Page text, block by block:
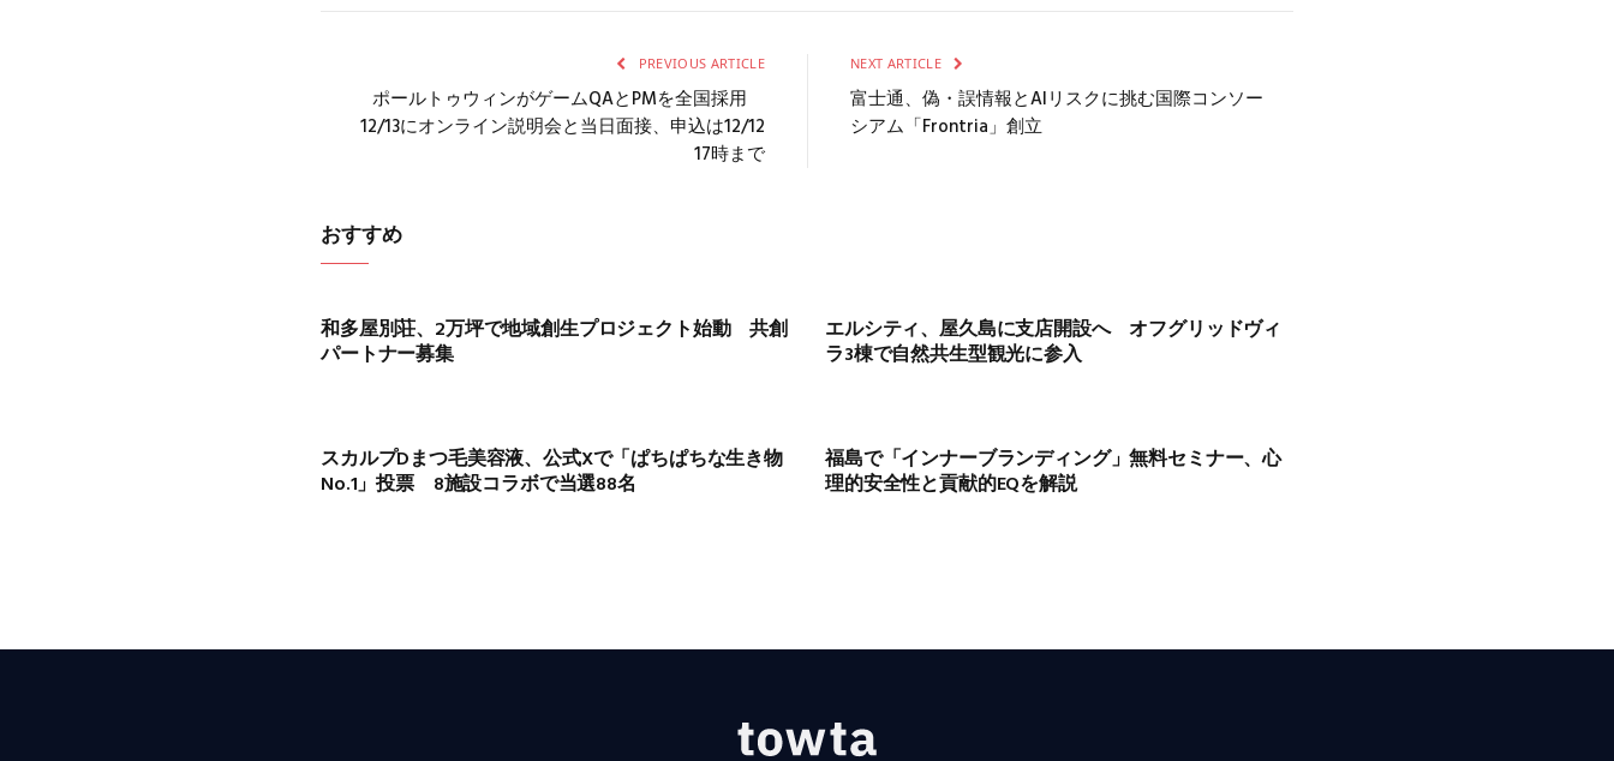
PREVIOUS ARTICLE
ポールトゥウィンがゲームQAとPMを全国採用
12/13にオンライン説明会と当日面接、申込は12/12
17時まで
NEXT ARTICLE
富士通、偽・誤情報とAIリスクに挑む国際コンソー
シアム「Frontria」創立
おすすめ
和多屋別荘、2万坪で地域創生プロジェクト始動 共創
パートナー募集
エルシティ、屋久島に支店開設へ オフグリッドヴィ
ラ3棟で自然共生型観光に参入
スカルプDまつ毛美容液、公式Xで「ぱちぱちな生き物
No.1」投票 8施設コラボで当選88名
福島で「インナーブランディング」無料セミナー、心
理的安全性と貢献的EQを解説